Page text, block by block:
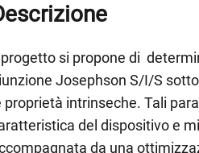
si propone di
Josephson S/I/S
proprietà intrinseche. Tali
del dispositivo e
da una